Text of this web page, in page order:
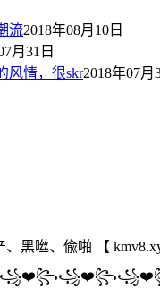
流2018年08月10日
月31日
风情，很skr2018年07月
产、黑咝、偸啪